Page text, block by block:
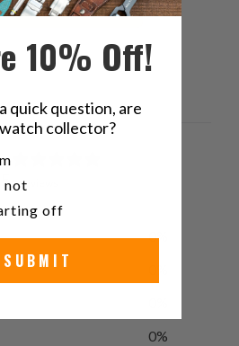
de reloj
0 reviews
0%
0%
10% Off!
quick question, are
collector?
collector?
not
off
SUBMIT